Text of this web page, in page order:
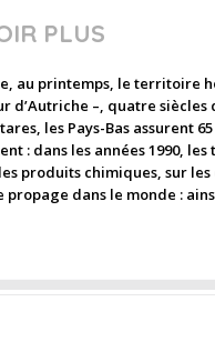
PLUS
au printemps, le territoire
d’Autriche –, quatre
les Pays-Bas
: dans les années 1990,
produits chimiques, sur
propage dans le monde :